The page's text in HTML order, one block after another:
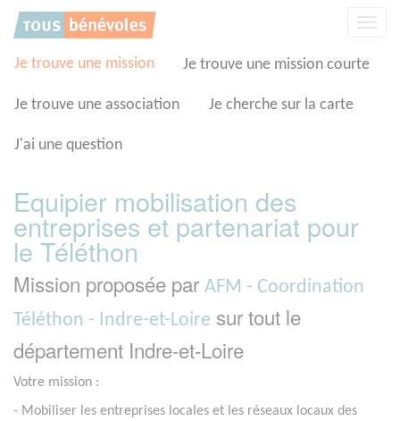
Je trouve une mission Je trouve une mission courte
Je trouve une association Je cherche sur la carte
J'ai une question
Equipier mobilisation des
entreprises et partenariat pour
le Téléthon
Mission proposée par AFM - Coordination
Téléthon - Indre-et-Loire sur tout le
département Indre-et-Loire
Votre mission :
- Mobiliser les entreprises locales et les réseaux locaux des
Panneau de gestion des cookies